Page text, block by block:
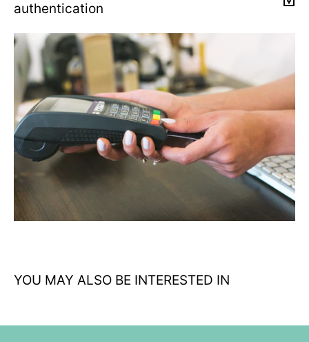
cada producto, convirtiéndose en tu aliado perfecto para la vida
Diseño específico para camping: Cubiertos optimizados para
uso en exteriores y actividades outdoor
Construcción resistente: Materiales duraderos que soportan
el uso intensivo en la naturaleza
Formato compacto: Fácil transporte y almacenamiento en
mochilas de camping
Set completo: Todo lo necesario para disfrutar de tus comidas
al aire libre
Marca de confianza: Mil-Tec, especialista en equipamiento
authentication
YOU MAY ALSO BE INTERESTED IN